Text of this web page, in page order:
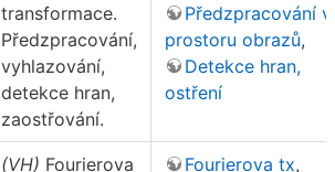
transformace.
Předzpracování,
vyhlazování,
detekce hran,
zaostřování.
Předzpracování v
prostoru obrazů,
Detekce hran,
ostření
(VH) Fourierova
Fourierova tx,